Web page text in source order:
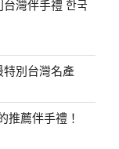
灣伴手禮 한국
別台灣名產
推薦伴手禮！